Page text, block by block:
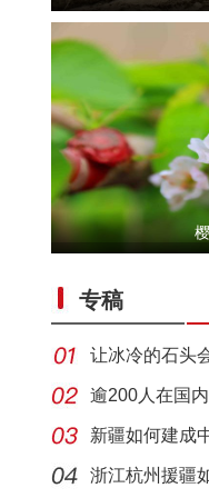
在喀什
专稿
让冰冷的石头
特色名
逾200人在国
才济
新疆如何建成
浙江杭州援疆